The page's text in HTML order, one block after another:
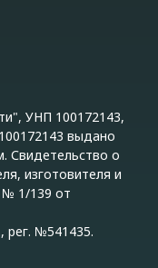
УНП 100172143,
выдано
Свидетельство о
изготовителя и
№ 1/139 от
рег. №541435.